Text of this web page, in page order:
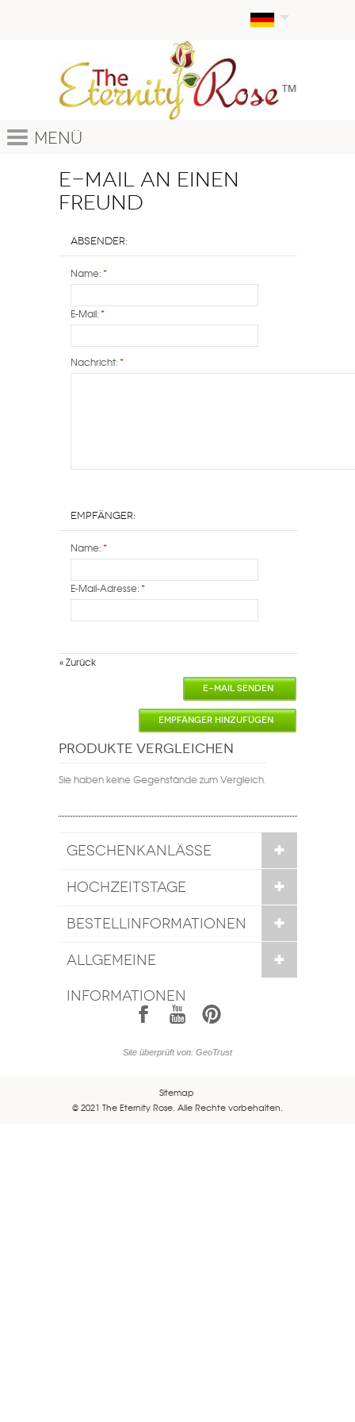
Menü
E-Mail an einen
Freund
Absender:
*
Name:
*
E-Mail:
*
Nachricht:
Empfänger:
*
Name:
*
E-Mail-Adresse:
«Zurück
E-MAIL SENDEN
EMPFÄNGER HINZUFÜGEN
PRODUKTE VERGLEICHEN
Sie haben keine Gegenstände zum Vergleich.
GESCHENKANLÄSSE
HOCHZEITSTAGE
BESTELLINFORMATIONEN
ALLGEMEINE
INFORMATIONEN
1 7 6
Site überprüft von: GeoTrust
Sitemap
© 2021 The Eternity Rose. Alle Rechte vorbehalten.